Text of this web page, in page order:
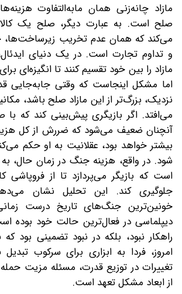
مازاد چانه‌زنی همان مابه‌التفاوت
صلح است. به عبارت دیگر، صلح یک
می‌کند که همان عدم تخریب زیرساخت‌ها،
و تداوم تجارت است. در یک دنیای
مازاد را بین خود تقسیم کنند تا انگیزه‌ای
اما مشکل اینجاست که وقتی جابه‌جایی
نزدیک، بزرگ‌تر از این مازاد صلح باشد،
می‌افتد. اگر بازیگری پیش‌بینی کند که با
آنچنان ضعیف می‌شود که ضررش از کل
بیشتر خواهد بود، عقلانیت به او حکم
شود. در واقع، هزینه جنگ در زمان حال،
است که بازیگر می‌پردازد تا از فروپاشی
جلوگیری کند. این تحلیل نشان
خونین‌ترین جنگ‌های تاریخ درست
دیپلماسی در فعال‌ترین حالت خود بوده
راهکار نبود، بلکه در نبود تضمینی بود
امروز، فردا به ابزاری برای سرکوب
تغییرات در توزیع قدرت، مسئله مزیت
از ابعاد مشکل تعهد است.